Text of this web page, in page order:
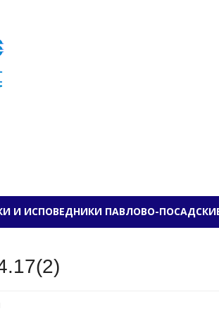
ПАВЛОВО-
И ИСПОВЕДНИКИ ПАВЛОВО-